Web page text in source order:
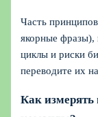
Часть
якорные фразы),
циклы и риски
переводите их
Как измерять